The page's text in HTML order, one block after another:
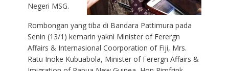
Negeri MSG.
Rombongan yang tiba di Bandara Pattimura pada
Senin (13/1) kemarin yakni Minister of Ferergn
Affairs & Internasional Coorporation of Fiji, Mrs.
Ratu Inoke Kubuabola, Minister of Ferergn Affairs &